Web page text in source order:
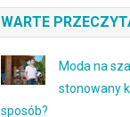
WARTE
Moda na
stonowany
sposób?